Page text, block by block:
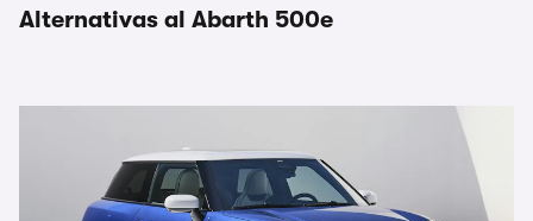
Alternativas al Abarth 500e